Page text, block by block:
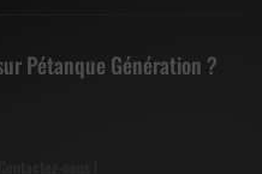
Pétanque Génération ?